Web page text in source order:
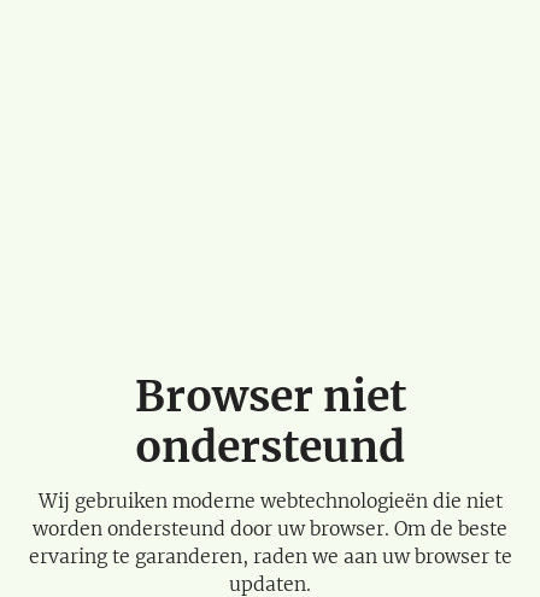
Browser niet
ondersteund
Wij gebruiken moderne webtechnologieën die niet
worden ondersteund door uw browser. Om de beste
ervaring te garanderen, raden we aan uw browser te
updaten.